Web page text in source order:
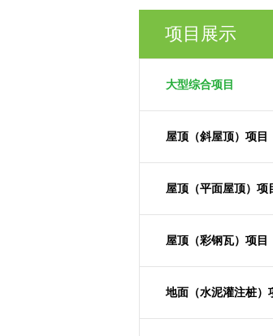
项目展示
大型综合项目
屋顶（斜屋顶）项目
屋顶（平面屋顶）项
屋顶（彩钢瓦）项目
地面（水泥灌注桩）